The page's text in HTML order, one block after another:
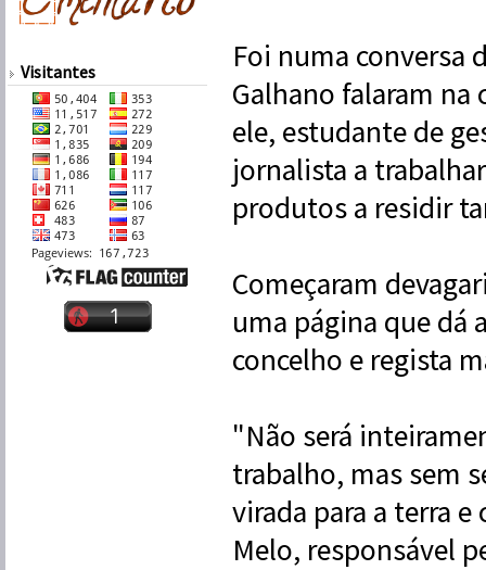
Visitantes
Foi numa conversa
Galhano falaram na
ele, estudante de
jornalista a
produtos a residir
Começaram
uma página que dá
concelho e regista
"Não será
trabalho, mas sem
virada para a terra e
Melo, responsável